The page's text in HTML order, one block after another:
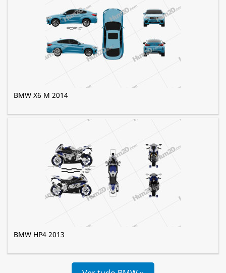
BMW X6 M 2014
BMW HP4 2013